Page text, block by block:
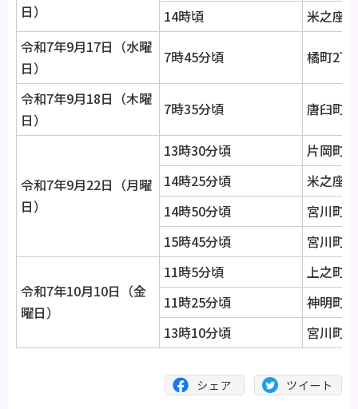
日）
14時頃
米之座
令和7年9月17日（水曜
日）
7時45分頃 橘町2丁
令和7年9月18日（木曜
日）
7時35分頃 唐臼町
令和7年9月22日（月曜
日）
13時30分頃
片岡町
14時25分頃
米之座
14時50分頃
宮川町1
15時45分頃
宮川町2
令和7年10月10日（金
曜日）
11時5分頃
上之町
11時25分頃
神明町
13時10分頃
宮川町1